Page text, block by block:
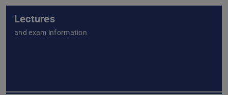
Lectures
and exam information